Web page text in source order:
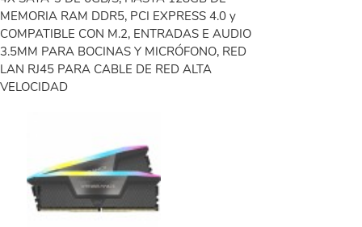
MEMORIA RAM DDR5, PCI EXPRESS 4.0 y
COMPATIBLE CON M.2, ENTRADAS E AUDIO
3.5MM PARA BOCINAS Y MICRÓFONO, RED
LAN RJ45 PARA CABLE DE RED ALTA
VELOCIDAD